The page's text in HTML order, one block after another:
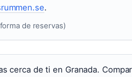
.
de reservas)
cerca de ti en Granada.